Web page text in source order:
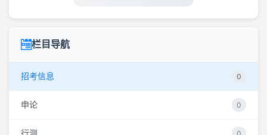
栏目导航
招考信息 0
申论 0
行测